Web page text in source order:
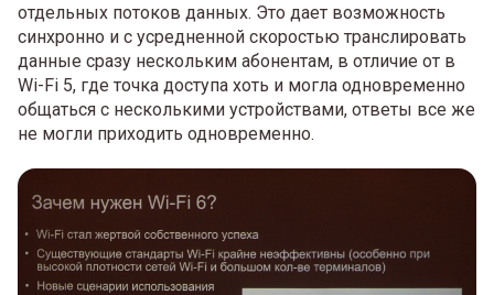
отдельных потоков данных. Это дает возможность
синхронно и с усредненной скоростью транслировать
данные сразу нескольким абонентам, в отличие от в
Wi-Fi 5, где точка доступа хоть и могла одновременно
общаться с несколькими устройствами, ответы все же
не могли приходить одновременно.